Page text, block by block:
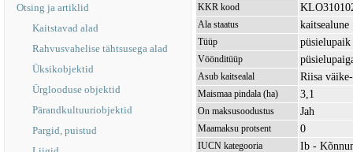
Otsing ja artiklid
Kaitstavad alad
Rahvusvahelise tähtsusega alad
Üksikobjektid
Ürglooduse objektid
Pärandkultuuriobjektid
Pargid, puistud
KKR kood
Ala staatus kaitsealune
Tüüp püsielupaik
Vöönditüüp
Asub kaitsealal Riisa
Maismaa pindala (ha) 3,1
On maksusoodustus Jah
Maamaksu protsent 0
IUCN kategooria Ib -